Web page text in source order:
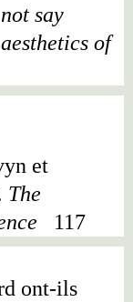
say
of
et
The
117
ont-ils